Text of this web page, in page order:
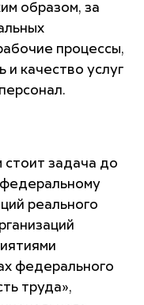
образом, за
процессы,
и качество услуг
стоит задача до
реального
федерального
труда»,